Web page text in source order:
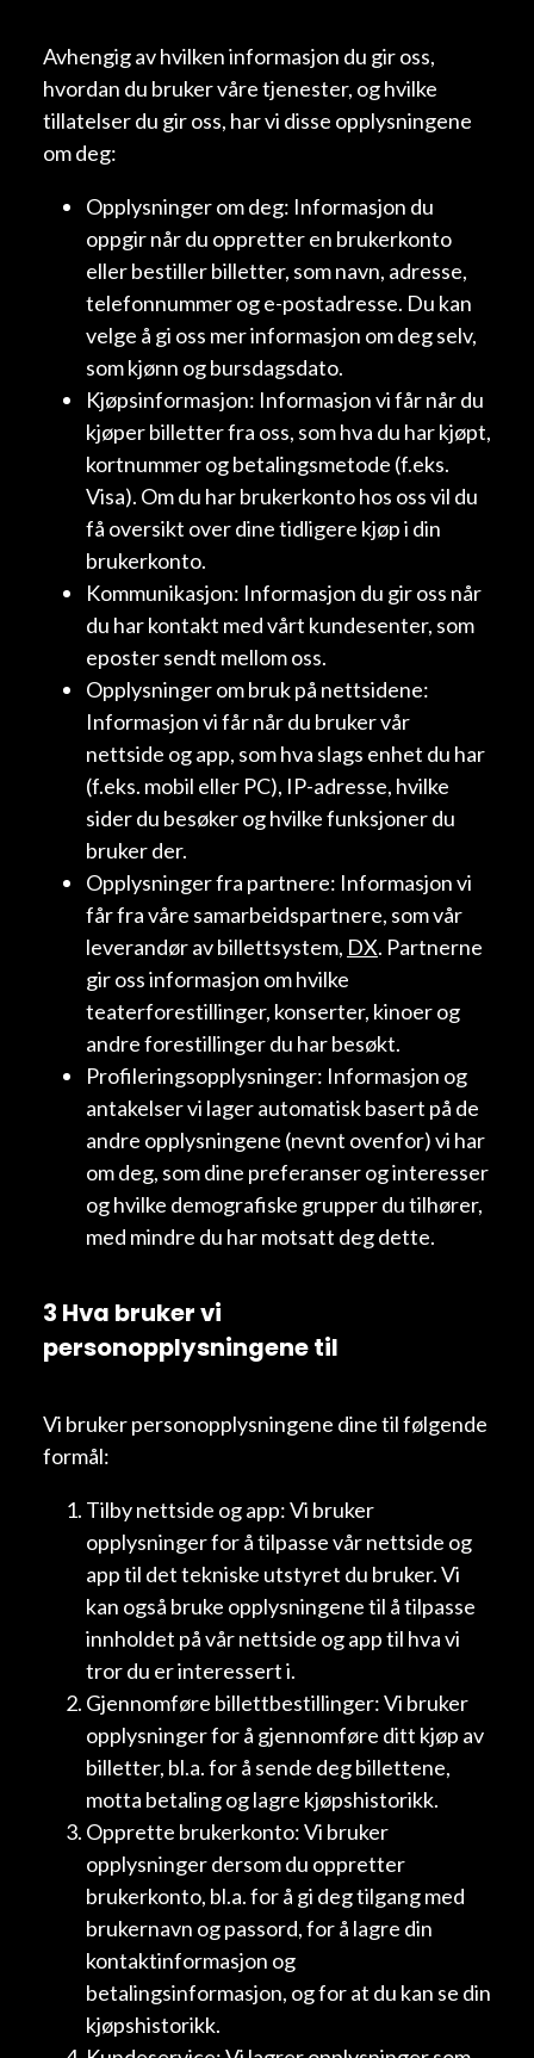
Avhengig av hvilken informasjon du gir oss,
hvordan du bruker våre tjenester, og hvilke
tillatelser du gir oss, har vi disse opplysningene
om deg:
Opplysninger om deg: Informasjon du
oppgir når du oppretter en brukerkonto
eller bestiller billetter, som navn, adresse,
telefonnummer og e-postadresse. Du kan
velge å gi oss mer informasjon om deg selv,
som kjønn og bursdagsdato.
Kjøpsinformasjon: Informasjon vi får når du
kjøper billetter fra oss, som hva du har kjøpt,
kortnummer og betalingsmetode (f.eks.
Visa). Om du har brukerkonto hos oss vil du
få oversikt over dine tidligere kjøp i din
brukerkonto.
Kommunikasjon: Informasjon du gir oss når
du har kontakt med vårt kundesenter, som
eposter sendt mellom oss.
Opplysninger om bruk på nettsidene:
Informasjon vi får når du bruker vår
nettside og app, som hva slags enhet du har
(f.eks. mobil eller PC), IP-adresse, hvilke
sider du besøker og hvilke funksjoner du
bruker der.
Opplysninger fra partnere: Informasjon vi
får fra våre samarbeidspartnere, som vår
leverandør av billettsystem, DX. Partnerne
gir oss informasjon om hvilke
teaterforestillinger, konserter, kinoer og
andre forestillinger du har besøkt.
Profileringsopplysninger: Informasjon og
antakelser vi lager automatisk basert på de
andre opplysningene (nevnt ovenfor) vi har
om deg, som dine preferanser og interesser
og hvilke demografiske grupper du tilhører,
med mindre du har motsatt deg dette.
3 Hva bruker vi
personopplysningene til
Vi bruker personopplysningene dine til følgende
formål:
Tilby nettside og app: Vi bruker
opplysninger for å tilpasse vår nettside og
app til det tekniske utstyret du bruker. Vi
kan også bruke opplysningene til å tilpasse
innholdet på vår nettside og app til hva vi
tror du er interessert i.
Gjennomføre billettbestillinger: Vi bruker
opplysninger for å gjennomføre ditt kjøp av
billetter, bl.a. for å sende deg billettene,
motta betaling og lagre kjøpshistorikk.
Opprette brukerkonto: Vi bruker
opplysninger dersom du oppretter
brukerkonto, bl.a. for å gi deg tilgang med
brukernavn og passord, for å lagre din
kontaktinformasjon og
betalingsinformasjon, og for at du kan se din
kjøpshistorikk.